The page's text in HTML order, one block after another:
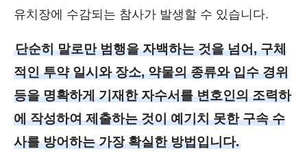
유치장에 수감되는 참사가 발생할 수 있습니다.
단순히 말로만 범행을 자백하는 것을 넘어, 구체
적인 투약 일시와 장소, 약물의 종류와 입수 경위
등을 명확하게 기재한 자수서를 변호인의 조력하
에 작성하여 제출하는 것이 예기치 못한 구속 수
사를 방어하는 가장 확실한 방법입니다.